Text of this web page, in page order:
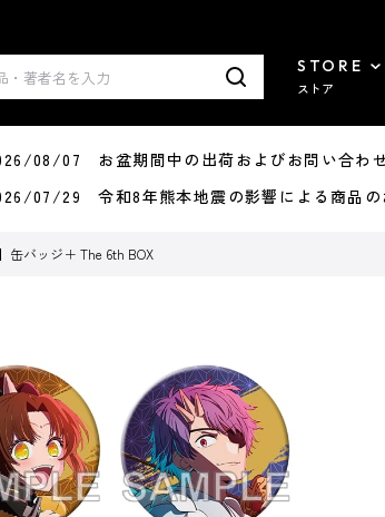
STORE
ストア
08/07 お盆期間中の出荷およびお問い合わ
07/29 令和8年熊本地震の影響による商品の
缶バッジ＋ The 6th BOX